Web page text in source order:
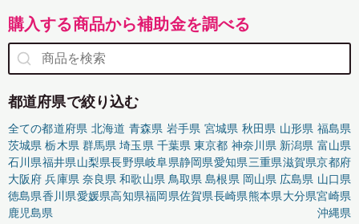
購入する商品から補助金を調べる
都道府県で絞り込む
全ての都道府県 北海道 青森県 岩手県 宮城県 秋田県 山形県 福島県
茨城県 栃木県 群馬県 埼玉県 千葉県 東京都 神奈川県 新潟県 富山県
石川県福井県山梨県長野県岐阜県静岡県愛知県三重県滋賀県京都府
大阪府 兵庫県 奈良県 和歌山県 鳥取県 島根県 岡山県 広島県 山口県
徳島県香川県愛媛県高知県福岡県佐賀県長崎県熊本県大分県宮崎県
鹿児島県
沖縄県